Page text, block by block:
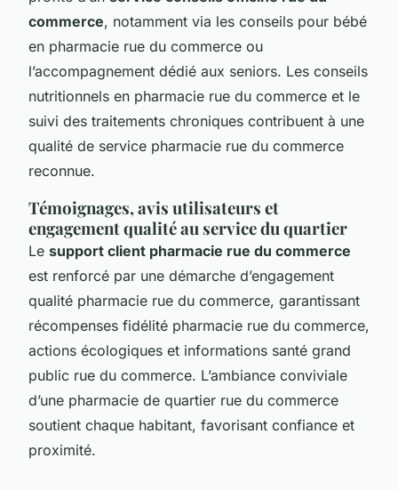
commerce, notamment via les conseils pour bébé
en pharmacie rue du commerce ou
l’accompagnement dédié aux seniors. Les conseils
nutritionnels en pharmacie rue du commerce et le
suivi des traitements chroniques contribuent à une
qualité de service pharmacie rue du commerce
reconnue.
Témoignages, avis utilisateurs et
engagement qualité au service du quartier
Le support client pharmacie rue du commerce
est renforcé par une démarche d’engagement
qualité pharmacie rue du commerce, garantissant
récompenses fidélité pharmacie rue du commerce,
actions écologiques et informations santé grand
public rue du commerce. L’ambiance conviviale
d’une pharmacie de quartier rue du commerce
soutient chaque habitant, favorisant confiance et
proximité.